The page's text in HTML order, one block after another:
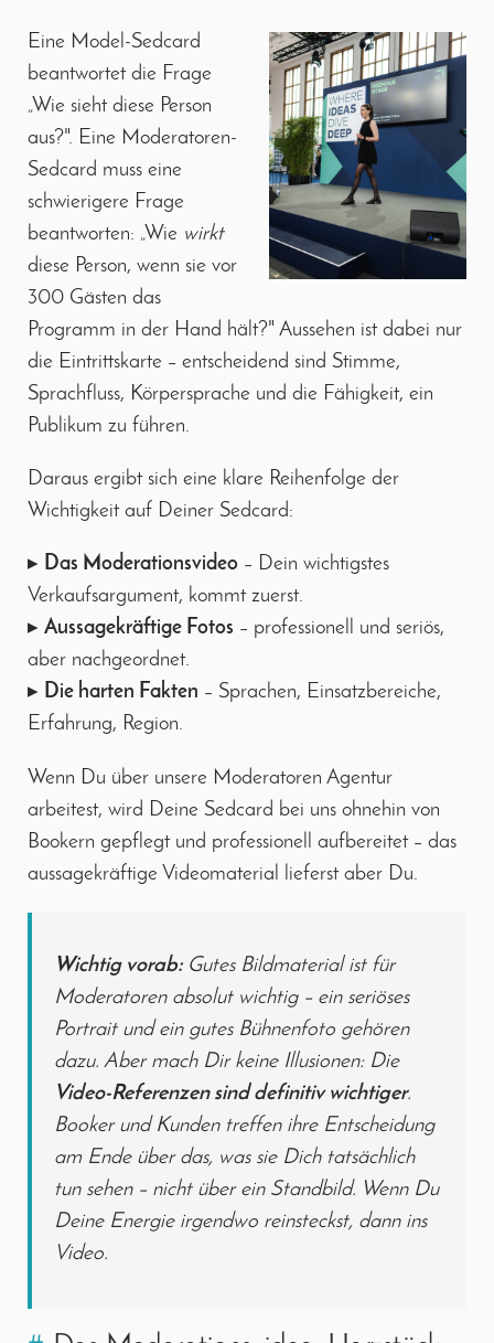
Eine Model-Sedcard
beantwortet die Frage
„Wie sieht diese Person
aus?". Eine Moderatoren-
Sedcard muss eine
schwierigere Frage
beantworten: „Wie wirkt
diese Person, wenn sie vor
300 Gästen das
Programm in der Hand hält?" Aussehen ist dabei nur
die Eintrittskarte – entscheidend sind Stimme,
Sprachfluss, Körpersprache und die Fähigkeit, ein
Publikum zu führen.
Daraus ergibt sich eine klare Reihenfolge der
Wichtigkeit auf Deiner Sedcard:
▸ Das Moderationsvideo – Dein wichtigstes
Verkaufsargument, kommt zuerst.
▸ Aussagekräftige Fotos – professionell und seriös,
aber nachgeordnet.
▸ Die harten Fakten – Sprachen, Einsatzbereiche,
Erfahrung, Region.
Wenn Du über unsere Moderatoren Agentur
arbeitest, wird Deine Sedcard bei uns ohnehin von
Bookern gepflegt und professionell aufbereitet – das
aussagekräftige Videomaterial lieferst aber Du.
Wichtig vorab:Gutes Bildmaterial ist für
Moderatoren absolut wichtig – ein seriöses
Portrait und ein gutes Bühnenfoto gehören
dazu. Aber mach Dir keine Illusionen: Die
Video-Referenzen sind definitiv wichtiger.
Booker und Kunden treffen ihre Entscheidung
am Ende über das, was sie Dich tatsächlich
tun sehen – nicht über ein Standbild. Wenn Du
Deine Energie irgendwo reinsteckst, dann ins
Video.